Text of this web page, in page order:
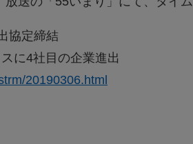
協定締結
に4社目の企業進出
20190306.html